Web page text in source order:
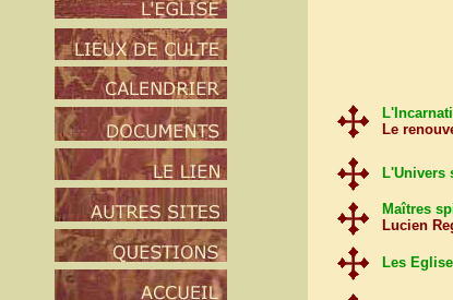
Le
L'Univers
Maîtres
Lucien
Les